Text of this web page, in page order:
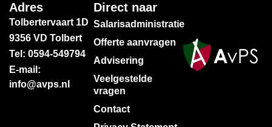
Adres
Tolbertervaart 1D
9356 VD Tolbert
Tel: 0594-549794
E-mail:
info@avps.nl
Direct naar
Salarisadministratie
Offerte aanvragen
Advisering
Veelgestelde
vragen
Contact